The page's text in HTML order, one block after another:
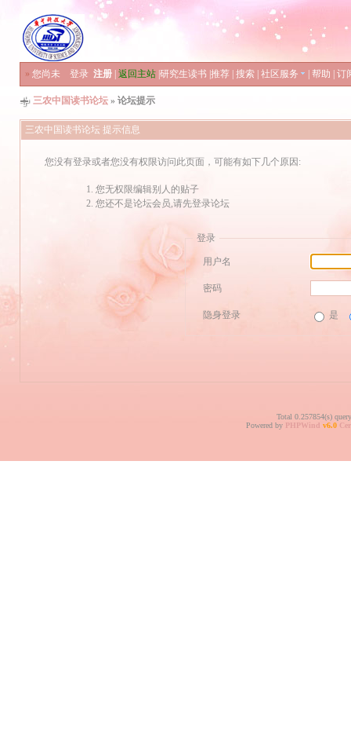
» 您尚未 登录 注册 返回主站 研究生读书 推荐 搜索 社区服务 帮助 订
三农中国读书论坛 » 论坛提示
三农中国读书论坛 提示信息
您没有登录或者您没有权限访问此页面，可能有如下几个原因:
您无权限编辑别人的贴子
您还不是论坛会员,请先登录论坛
登录
用户名
密码
隐身登录 是
Total 0.257854(s)
Powered by PHPWind v6.0